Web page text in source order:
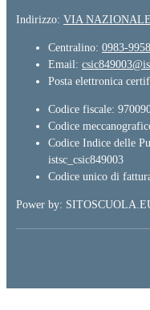
Indirizzo: VIA
Centralino: 0983-
Email:
Posta elettronica
Codice fiscale:
Codice
Codice Indice delle
istsc_csic849003
Codice unico di
Power by: